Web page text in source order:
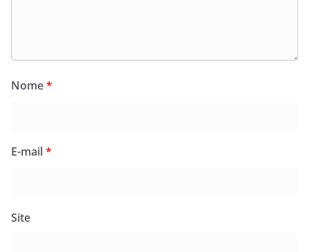
Nome*
E-mail*
Site